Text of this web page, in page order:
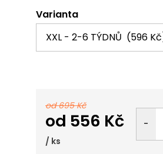
Varianta
od 695 Kč
od 556 Kč
/ ks